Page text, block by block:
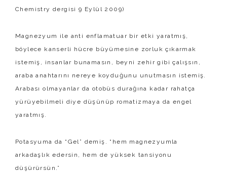
Chemistry dergisi 9 Eylül 2009)
Magnezyum ile anti enflamatuar bir etki yaratmış,
böylece kanserli hücre büyümesine zorluk çıkarmak
istemiş, insanlar bunamasın, beyni zehir gibi çalışsın,
araba anahtarını nereye koyduğunu unutmasın istemiş.
Arabası olmayanlar da otobüs durağına kadar rahatça
yürüyebilmeli diye düşünüp romatizmaya da engel
yaratmış.
Potasyuma da “Gel” demiş. “hem magnezyumla
arkadaşlık edersin, hem de yüksek tansiyonu
düşürürsün.”